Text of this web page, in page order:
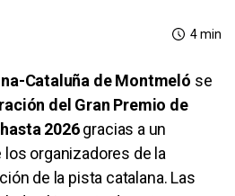
4 min
Cataluña de Montmeló se
del Gran Premio de
2026gracias a un
organizadores de la
de la pista catalana. Las